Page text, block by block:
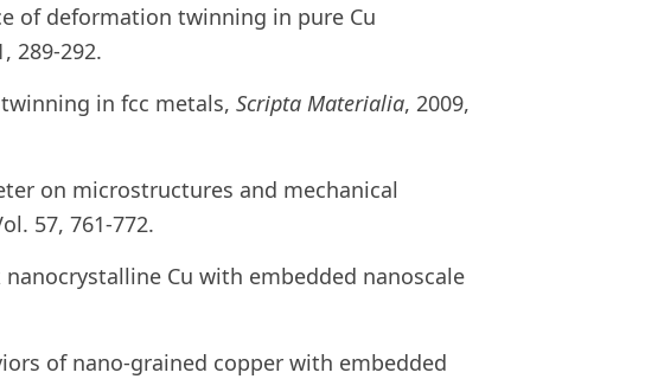
of deformation twinning in pure Cu
289-292.
in fcc metals, Scripta Materialia, 2009,
on microstructures and mechanical
57, 761-772.
Cu with embedded nanoscale
of nano-grained copper with embedded